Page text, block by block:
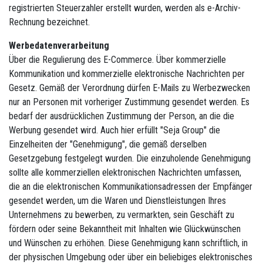
registrierten Steuerzahler erstellt wurden, werden als e-Archiv-
Rechnung bezeichnet.
Werbedatenverarbeitung
Über die Regulierung des E-Commerce. Über kommerzielle
Kommunikation und kommerzielle elektronische Nachrichten per
Gesetz. Gemäß der Verordnung dürfen E-Mails zu Werbezwecken
nur an Personen mit vorheriger Zustimmung gesendet werden. Es
bedarf der ausdrücklichen Zustimmung der Person, an die die
Werbung gesendet wird. Auch hier erfüllt "Seja Group" die
Einzelheiten der "Genehmigung", die gemäß derselben
Gesetzgebung festgelegt wurden. Die einzuholende Genehmigung
sollte alle kommerziellen elektronischen Nachrichten umfassen,
die an die elektronischen Kommunikationsadressen der Empfänger
gesendet werden, um die Waren und Dienstleistungen Ihres
Unternehmens zu bewerben, zu vermarkten, sein Geschäft zu
fördern oder seine Bekanntheit mit Inhalten wie Glückwünschen
und Wünschen zu erhöhen. Diese Genehmigung kann schriftlich, in
der physischen Umgebung oder über ein beliebiges elektronisches